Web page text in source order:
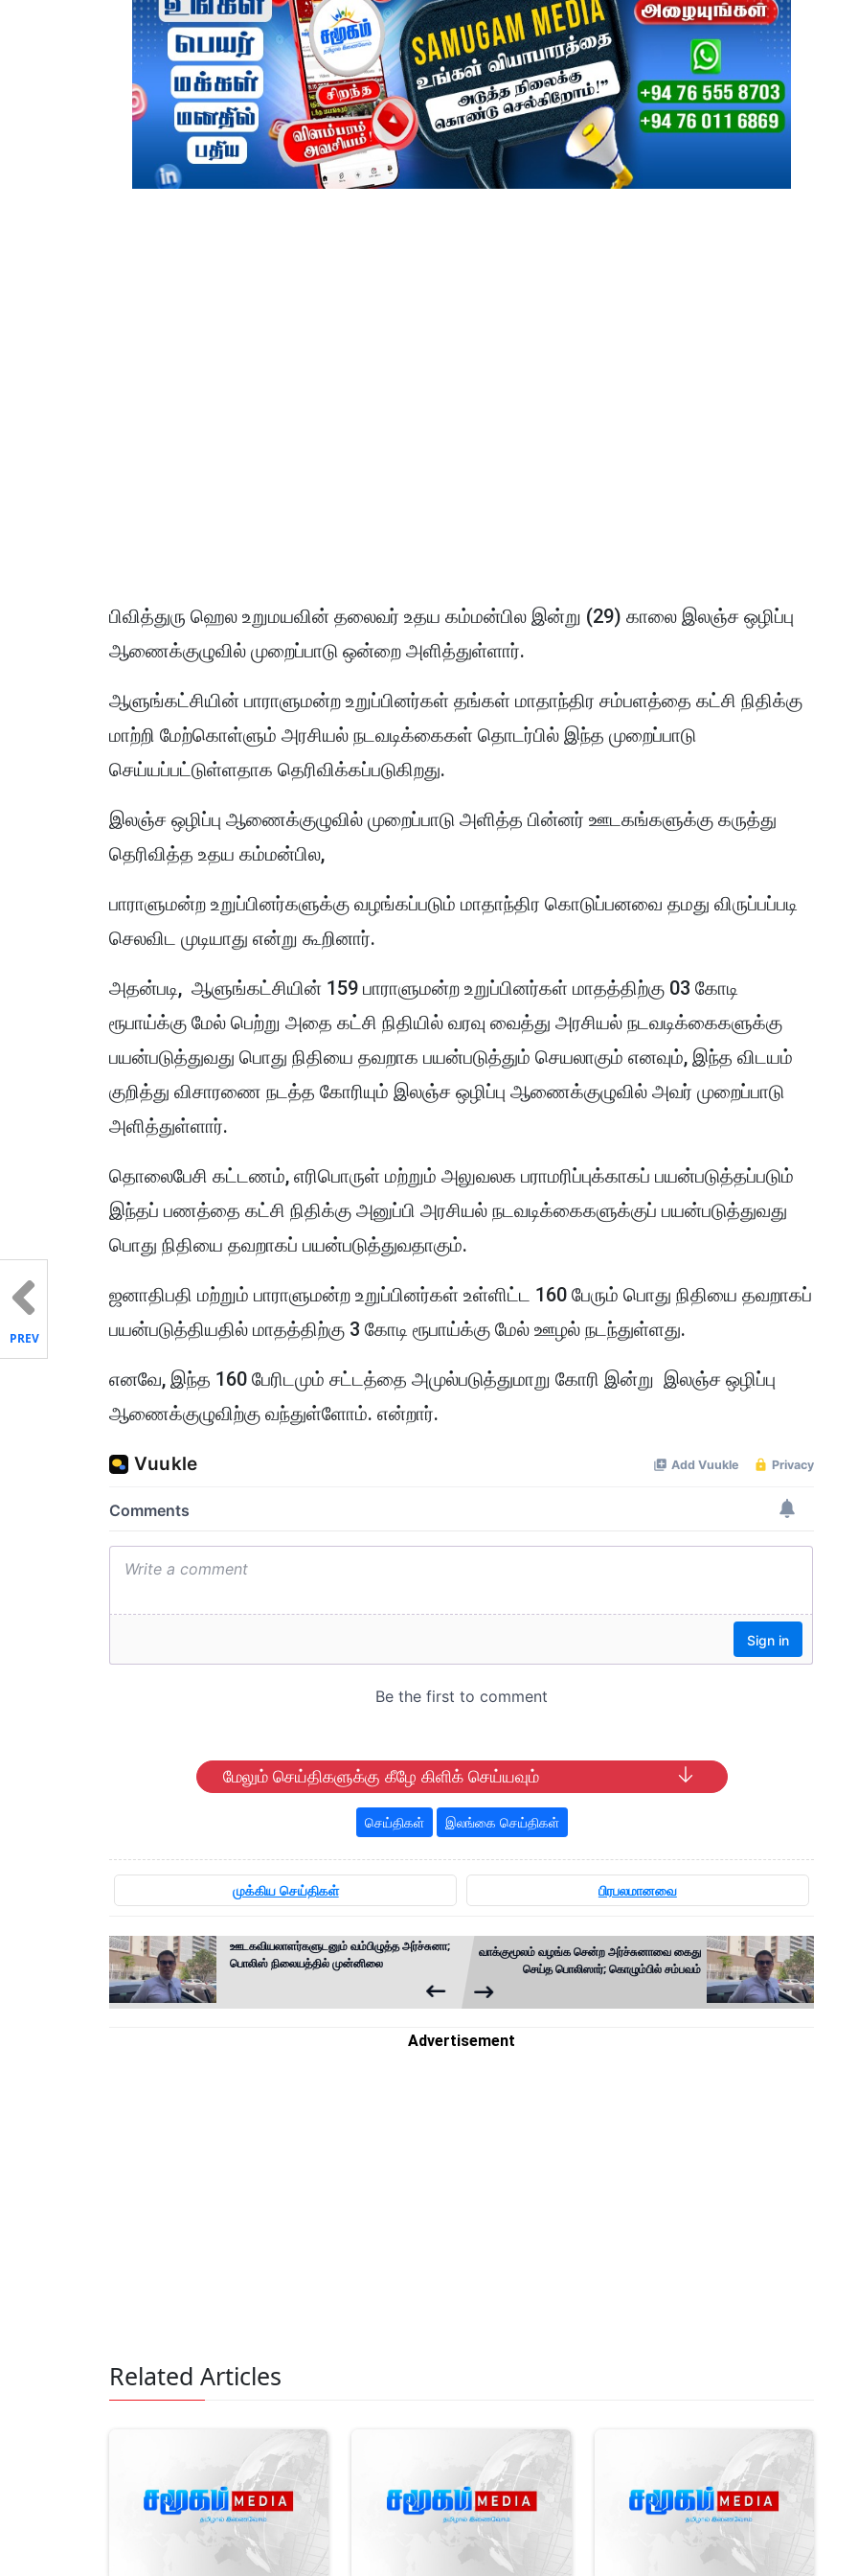
பிவித்துரு ஹெல உறுமயவின் தலைவர் உதய கம்மன்பில இன்று (29) காலை இலஞ்ச ஒழிப்பு
ஆணைக்குழுவில் முறைப்பாடு ஒன்றை அளித்துள்ளார்.
ஆளுங்கட்சியின் பாராளுமன்ற உறுப்பினர்கள் தங்கள் மாதாந்திர சம்பளத்தை கட்சி நிதிக்கு
மாற்றி மேற்கொள்ளும் அரசியல் நடவடிக்கைகள் தொடர்பில் இந்த முறைப்பாடு
செய்யப்பட்டுள்ளதாக தெரிவிக்கப்படுகிறது.
இலஞ்ச ஒழிப்பு ஆணைக்குழுவில் முறைப்பாடு அளித்த பின்னர் ஊடகங்களுக்கு கருத்து
தெரிவித்த உதய கம்மன்பில,
பாராளுமன்ற உறுப்பினர்களுக்கு வழங்கப்படும் மாதாந்திர கொடுப்பனவை தமது விருப்பப்படி
செலவிட முடியாது என்று கூறினார்.
அதன்படி, ஆளுங்கட்சியின் 159 பாராளுமன்ற உறுப்பினர்கள் மாதத்திற்கு 03 கோடி
ரூபாய்க்கு மேல் பெற்று அதை கட்சி நிதியில் வரவு வைத்து அரசியல் நடவடிக்கைகளுக்கு
பயன்படுத்துவது பொது நிதியை தவறாக பயன்படுத்தும் செயலாகும் எனவும், இந்த விடயம்
குறித்து விசாரணை நடத்த கோரியும் இலஞ்ச ஒழிப்பு ஆணைக்குழுவில் அவர் முறைப்பாடு
அளித்துள்ளார்.
தொலைபேசி கட்டணம், எரிபொருள் மற்றும் அலுவலக பராமரிப்புக்காகப் பயன்படுத்தப்படும்
இந்தப் பணத்தை கட்சி நிதிக்கு அனுப்பி அரசியல் நடவடிக்கைகளுக்குப் பயன்படுத்துவது
பொது நிதியை தவறாகப் பயன்படுத்துவதாகும்.
ஜனாதிபதி மற்றும் பாராளுமன்ற உறுப்பினர்கள் உள்ளிட்ட 160 பேரும் பொது நிதியை தவறாகப்
பயன்படுத்தியதில் மாதத்திற்கு 3 கோடி ரூபாய்க்கு மேல் ஊழல் நடந்துள்ளது.
எனவே, இந்த 160 பேரிடமும் சட்டத்தை அமுல்படுத்துமாறு கோரி இன்று இலஞ்ச ஒழிப்பு
ஆணைக்குழுவிற்கு வந்துள்ளோம். என்றார்.
மேலும் செய்திகளுக்கு கீழே கிளிக் செய்யவும்
செய்திகள் இலங்கை செய்திகள்
முக்கிய செய்திகள் பிரபலமானவை
ஊடகவியலாளர்களுடனும் வம்பிழுத்த அர்ச்சுனா;
பொலிஸ் நிலையத்தில் முன்னிலை
வாக்குமூலம் வழங்க சென்ற அர்ச்சுனாவை கைது
செய்த பொலிஸார்; கொழும்பில் சம்பவம்
PREV
Advertisement
Related Articles